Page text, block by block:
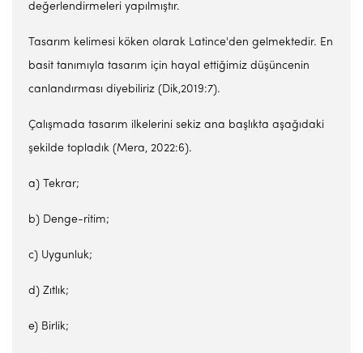
değerlendirmeleri yapılmıştır.
Tasarım kelimesi köken olarak Latince'den gelmektedir. En
basit tanımıyla tasarım için hayal ettiğimiz düşüncenin
canlandırması diyebiliriz (Dik,2019:7).
Çalışmada tasarım ilkelerini sekiz ana başlıkta aşağıdaki
şekilde topladık (Mera, 2022:6).
a) Tekrar;
b) Denge-ritim;
c) Uygunluk;
d) Zıtlık;
e) Birlik;